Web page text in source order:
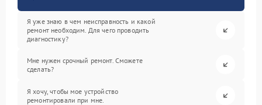
Я уже знаю в чем неисправность и какой
ремонт необходим. Для чего проводить
диагностику?
Мне нужен срочный ремонт. Сможете
сделать?
Я хочу, чтобы мое устройство
ремонтировали при мне.